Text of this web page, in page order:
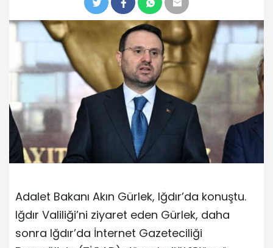
Adalet Bakanı Akın Gürlek, Iğdır’da konuştu.
Iğdır Valiliği’ni ziyaret eden Gürlek, daha
sonra Iğdır’da İnternet Gazeteciliği